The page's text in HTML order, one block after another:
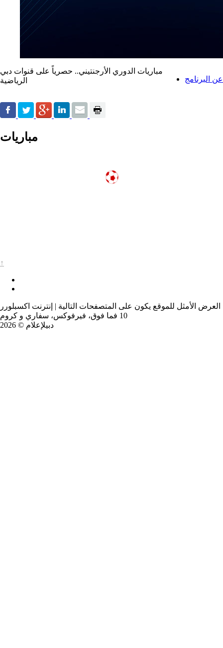
عن البرنامج
مباريات الدوري الأرجنتيني.. حصرياً على قنوات دبي
مباريات
↑
العرض الأمثل للموقع يكون على المتصفحات التالية | إنترنت اكسبلورر
10 فما فوق، فيرفوكس، سفاري و كروم
دبيلإعلام © 2026